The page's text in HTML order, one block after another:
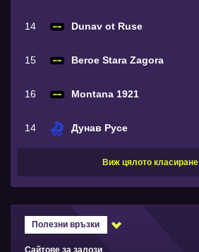
14 Dunav ot Ruse
15 Beroe Stara Zagora
16 Montana 1921
14 Дунав Русе
Виж цялото класиране
Полезни връзки
Сайтове за залози